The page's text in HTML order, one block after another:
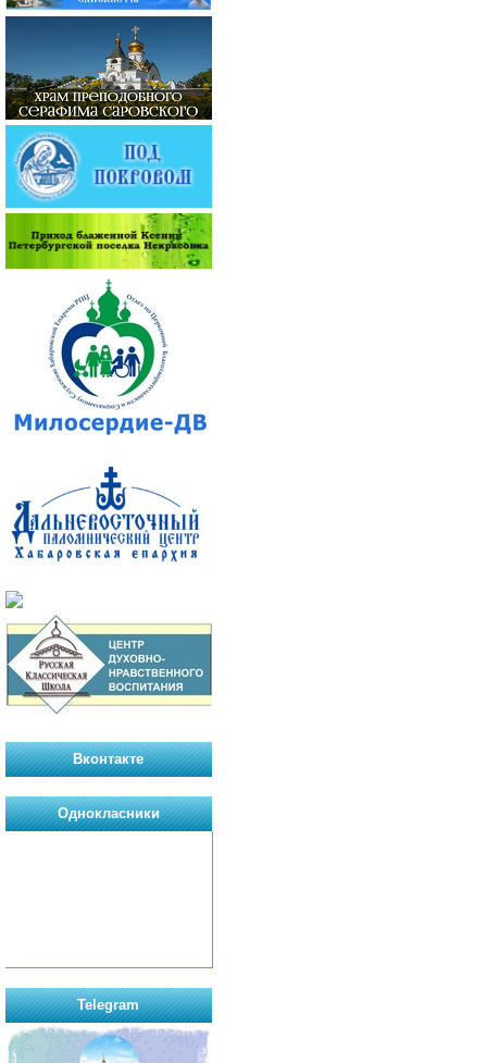
Вконтакте
Однокласники
Telegram